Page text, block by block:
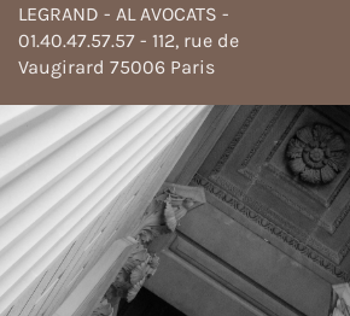
LEGRAND - AL AVOCATS -
01.40.47.57.57 - 112, rue de
Vaugirard 75006 Paris